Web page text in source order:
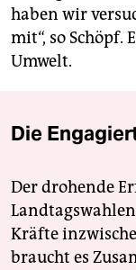
haben wir
mit“, so Schöpf.
Umwelt.
Die
Der drohende
Kräfte
braucht es